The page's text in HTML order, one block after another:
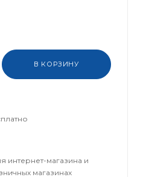
В КОРЗИНУ
интернет-магазина и
магазинах